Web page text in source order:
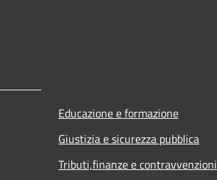
Educazione e formazione
Giustizia e sicurezza pubblica
Tributi,finanze e contravvenzioni